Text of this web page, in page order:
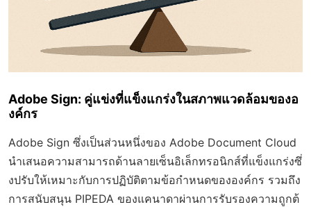
Adobe Sign: คู่แข่งที่แข็งแกร่งในสภาพแวดล้อมของอ
งค์กร
Adobe Sign ซึ่งเป็นส่วนหนึ่งของ Adobe Document Cloud
นำเสนอความสามารถด้านลายเซ็นอิเล็กทรอนิกส์ที่แข็งแกร่งซึ่
งปรับให้เหมาะกับการปฏิบัติตามข้อกำหนดขององค์กร รวมถึง
การสนับสนุน PIPEDA ของแคนาดาผ่านการรับรองความถูกต้